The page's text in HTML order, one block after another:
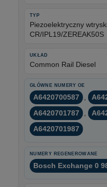
TYP
Piezoelektryczny
CR/IPL19/ZEREAK50S
UKŁAD
Common Rail Diesel
GŁÓWNE NUMERY OE
A6420700587
A6420701787
A6420701987
NUMERY REGENEROWANE
Bosch Exchange 0